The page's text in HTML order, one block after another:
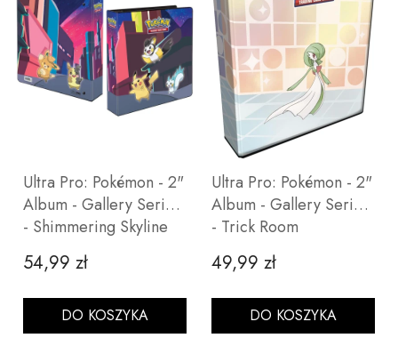
Ultra Pro: Pokémon - 2"
Album - Gallery Series
- Shimmering Skyline
Cena
54,99 zł
DO KOSZYKA
Ultra Pro: Pokémon - 2"
Album - Gallery Series
- Trick Room
Cena
49,99 zł
DO KOSZYKA